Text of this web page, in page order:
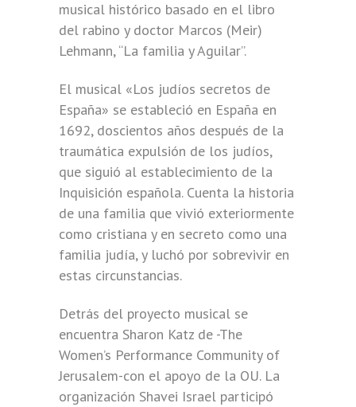
musical histórico basado en el libro
del rabino y doctor Marcos (Meir)
Lehmann, “La familia y Aguilar”.
El musical «Los judíos secretos de
España» se estableció en España en
1692, doscientos años después de la
traumática expulsión de los judíos,
que siguió al establecimiento de la
Inquisición española. Cuenta la historia
de una familia que vivió exteriormente
como cristiana y en secreto como una
familia judía, y luchó por sobrevivir en
estas circunstancias.
Detrás del proyecto musical se
encuentra Sharon Katz de -The
Women’s Performance Community of
Jerusalem-con el apoyo de la OU. La
organización Shavei Israel participó